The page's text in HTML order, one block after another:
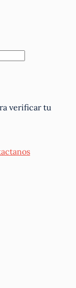
verificar tu